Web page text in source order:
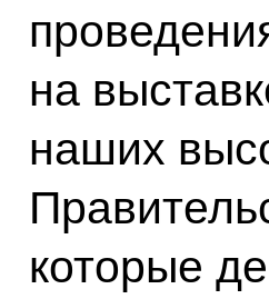
на
наших
которые